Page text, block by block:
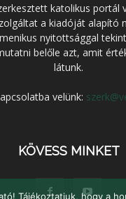
katolikus portál
a kiadóját alapító
nyitottsággal
belőle azt, amit
látunk.
velünk:
KÖVESS MINKET
Tájékoztatjuk, hogy a